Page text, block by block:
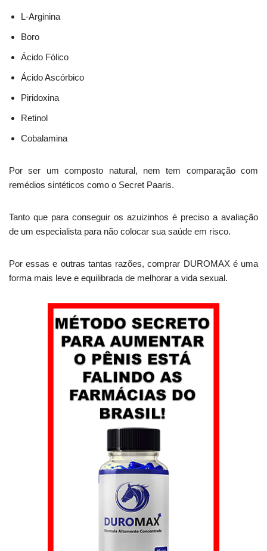
L-Arginina
Boro
Ácido Fólico
Ácido Ascórbico
Piridoxina
Retinol
Cobalamina
Por ser um composto natural, nem tem comparação com
remédios sintéticos como o Secret Paaris.
Tanto que para conseguir os azuizinhos é preciso a avaliação
de um especialista para não colocar sua saúde em risco.
Por essas e outras tantas razões, comprar DUROMAX é uma
forma mais leve e equilibrada de melhorar a vida sexual.